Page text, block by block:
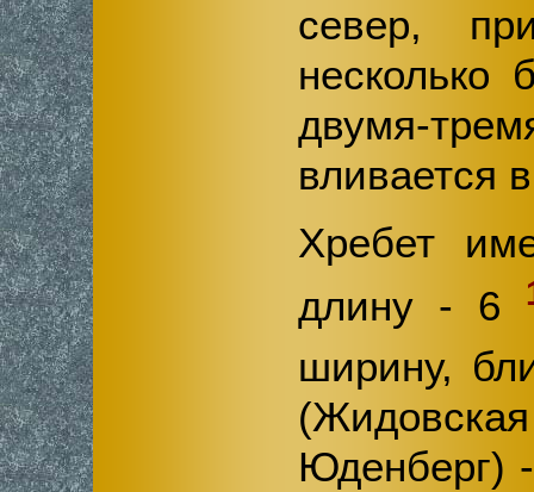
север,
несколько
двумя-
вливается
Хребет
длину - 6
ширину,
Юденберг)